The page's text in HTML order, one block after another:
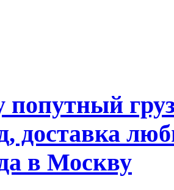
попутный
доставка
в Москву